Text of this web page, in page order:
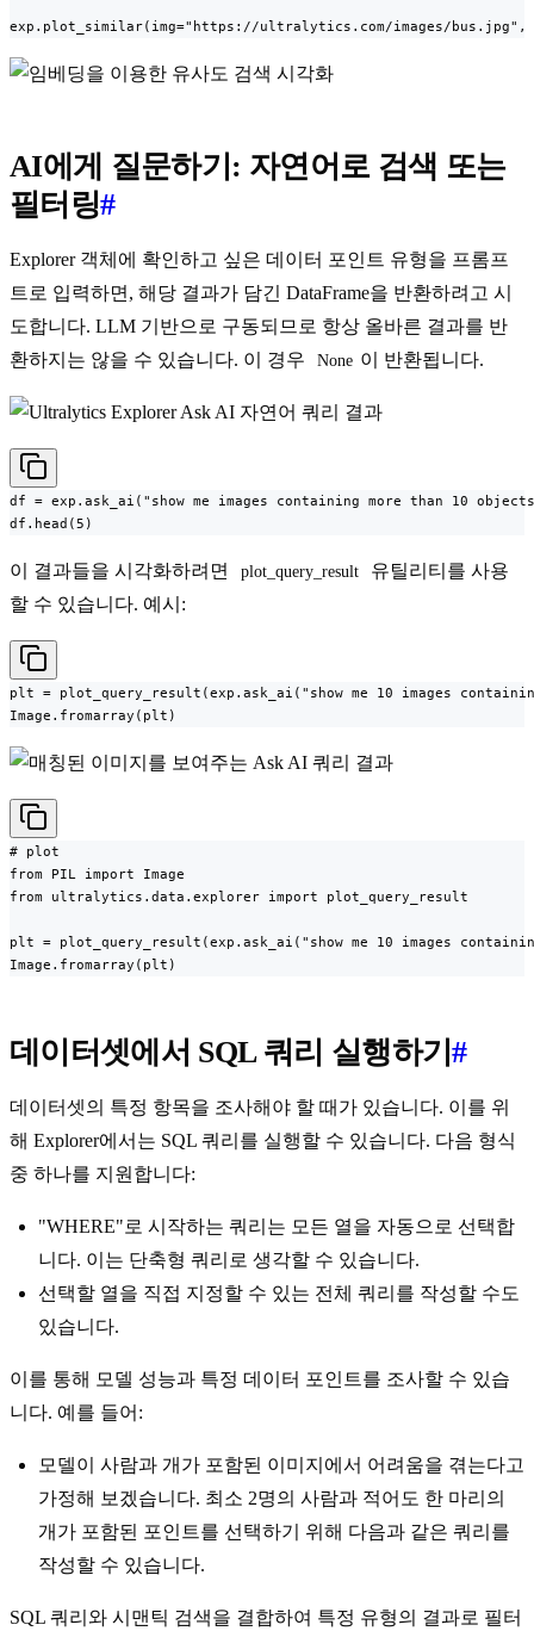
exp.plot_similar(img="https://ultralytics.com/images/
AI에게 질문하기: 자연어로 검색 또는
필터링#
Explorer 객체에 확인하고 싶은 데이터 포인트 유형을 프롬프
트로 입력하면, 해당 결과가 담긴 DataFrame을 반환하려고 시
도합니다. LLM 기반으로 구동되므로 항상 올바른 결과를 반
환하지는 않을 수 있습니다. 이 경우
None 이 반환됩니다.
df = exp.ask_ai("show me images containing more than 10
df.head(5)
이 결과들을 시각화하려면 plot_query_result
유틸리티를 사용
할 수 있습니다. 예시:
plt = plot_query_result(exp.ask_ai("show me 10 images
Image.fromarray(plt)
# plot
from PIL import Image
from ultralytics.data.explorer import plot_query_result
plt = plot_query_result(exp.ask_ai("show me 10 images
Image.fromarray(plt)
데이터셋에서 SQL 쿼리 실행하기#
데이터셋의 특정 항목을 조사해야 할 때가 있습니다. 이를 위
해 Explorer에서는 SQL 쿼리를 실행할 수 있습니다. 다음 형식
중 하나를 지원합니다:
"WHERE"로 시작하는 쿼리는 모든 열을 자동으로 선택합
니다. 이는 단축형 쿼리로 생각할 수 있습니다.
선택할 열을 직접 지정할 수 있는 전체 쿼리를 작성할 수도
있습니다.
이를 통해 모델 성능과 특정 데이터 포인트를 조사할 수 있습
니다. 예를 들어:
모델이 사람과 개가 포함된 이미지에서 어려움을 겪는다고
가정해 보겠습니다. 최소 2명의 사람과 적어도 한 마리의
개가 포함된 포인트를 선택하기 위해 다음과 같은 쿼리를
작성할 수 있습니다.
SQL 쿼리와 시맨틱 검색을 결합하여 특정 유형의 결과로 필터